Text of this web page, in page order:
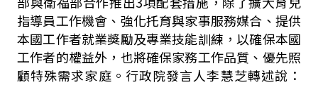
指導員工作機會、強化托育與家事服務媒合、提供
本國工作者就業獎勵及專業技能訓練，以確保本國
工作者的權益外，也將確保家務工作品質、優先照
顧特殊需求家庭。行政院發言人李慧芝轉述說：